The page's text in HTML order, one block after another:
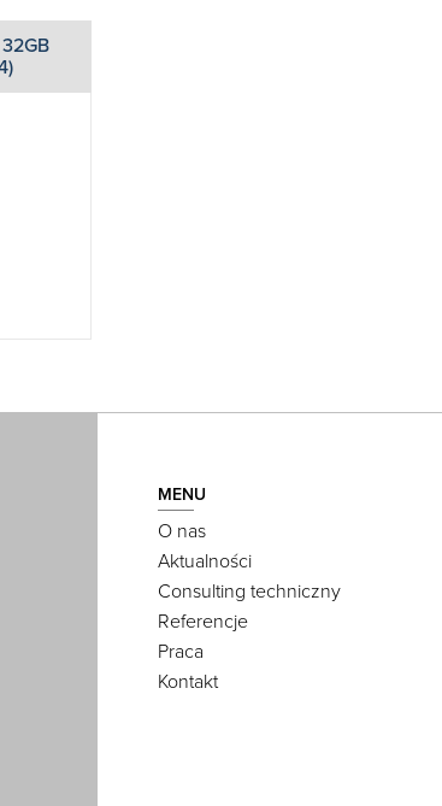
MENU
O nas
Aktualności
Consulting techniczny
Referencje
Praca
Kontakt